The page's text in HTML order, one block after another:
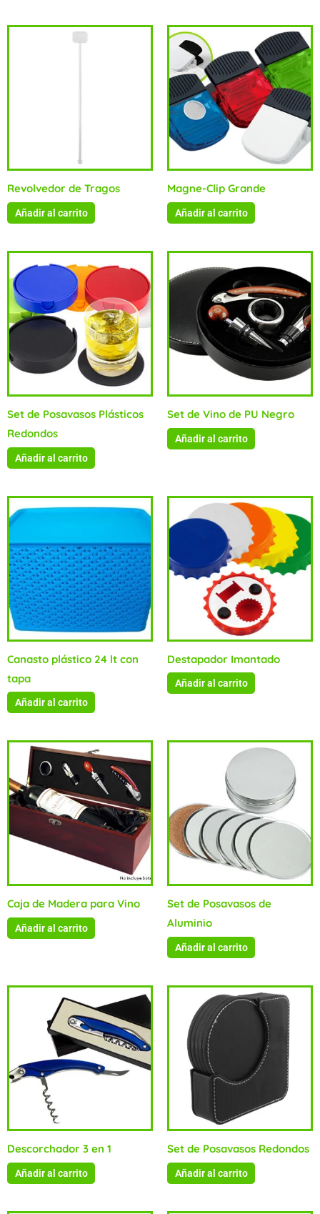
Revolvedor de Tragos
Añadir al carrito
Magne-Clip Grande
Añadir al carrito
Set de Posavasos Plásticos
Redondos
Añadir al carrito
Set de Vino de PU Negro
Añadir al carrito
Canasto plástico 24 lt con
tapa
Añadir al carrito
Destapador Imantado
Añadir al carrito
Caja de Madera para Vino
Añadir al carrito
Set de Posavasos de
Aluminio
Añadir al carrito
Descorchador 3 en 1
Añadir al carrito
Set de Posavasos Redondos
Añadir al carrito